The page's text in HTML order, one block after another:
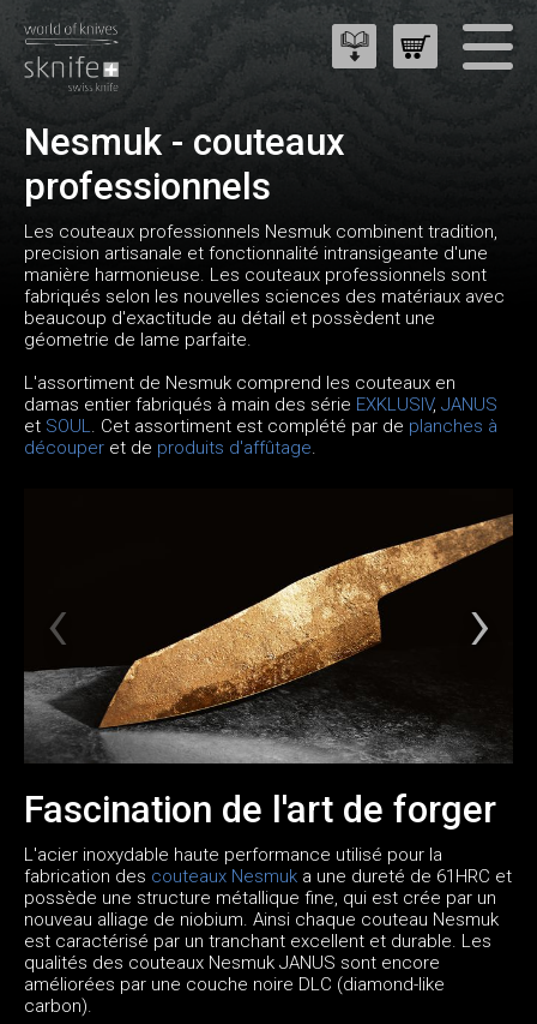
Nesmuk - couteaux
professionnels
Les couteaux professionnels Nesmuk combinent tradition,
precision artisanale et fonctionnalité intransigeante d'une
manière harmonieuse. Les couteaux professionnels sont
fabriqués selon les nouvelles sciences des matériaux avec
beaucoup d'exactitude au détail et possèdent une
géometrie de lame parfaite.
L'assortiment de Nesmuk comprend les couteaux en
damas entier fabriqués à main des série EXKLUSIV, JANUS
et SOUL. Cet assortiment est complété par de planches à
découper et de produits d'affûtage.
Fascination de l'art de forger
L'acier inoxydable haute performance utilisé pour la
fabrication des couteaux Nesmuk a une dureté de 61HRC et
possède une structure métallique fine, qui est crée par un
nouveau alliage de niobium. Ainsi chaque couteau Nesmuk
est caractérisé par un tranchant excellent et durable. Les
qualités des couteaux Nesmuk JANUS sont encore
améliorées par une couche noire DLC (diamond-like
carbon).